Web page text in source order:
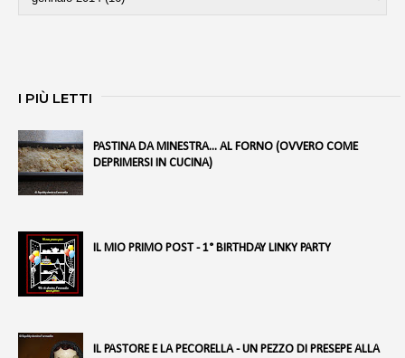
I PIÙ LETTI
PASTINA DA MINESTRA... AL FORNO (OVVERO COME
DEPRIMERSI IN CUCINA)
IL MIO PRIMO POST - 1° BIRTHDAY LINKY PARTY
IL PASTORE E LA PECORELLA - UN PEZZO DI PRESEPE ALLA